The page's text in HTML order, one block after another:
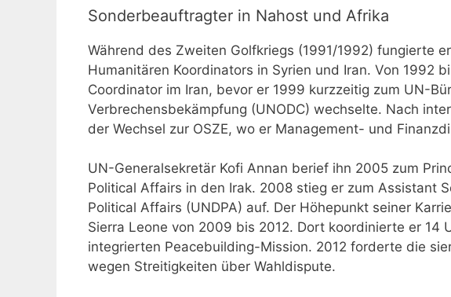
Sonderbeauftragter in Nahost und Afrika
Während des Zweiten Golfkriegs (1991/1992) fungierte
Humanitären Koordinators in Syrien und Iran. Von 1992
Coordinator im Iran, bevor er 1999 kurzzeitig zum UN-
Verbrechensbekämpfung (UNODC) wechselte. Nach
der Wechsel zur OSZE, wo er Management- und
UN-Generalsekretär Kofi Annan berief ihn 2005 zum
Political Affairs in den Irak. 2008 stieg er zum Assistant
Political Affairs (UNDPA) auf. Der Höhepunkt seiner
Sierra Leone von 2009 bis 2012. Dort koordinierte er
integrierten Peacebuilding-Mission. 2012 forderte die
wegen Streitigkeiten über Wahldispute.